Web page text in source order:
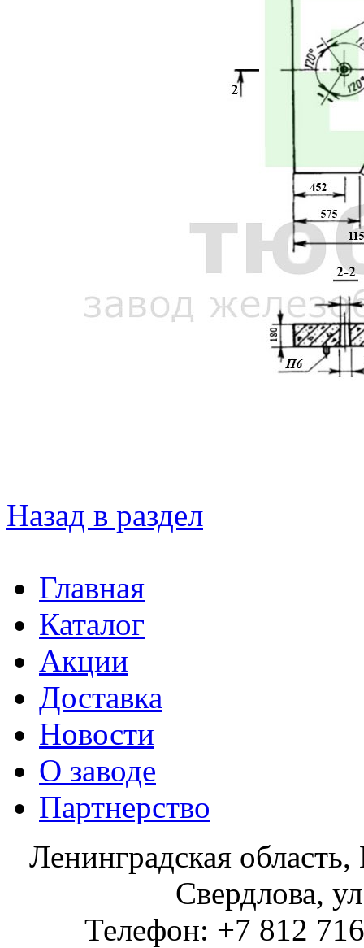
Назад в раздел
Главная
Каталог
Акции
Доставка
Новости
О заводе
Партнерство
Ленинградская
Свердлова,
Телефон: +7 812